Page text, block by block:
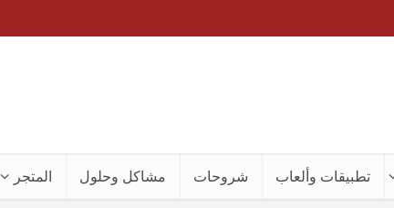
تطبيقات وألعاب شروحات مشاكل وحلول المتجر